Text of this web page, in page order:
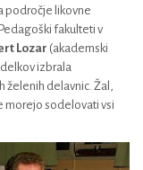
področje likovne
fakulteti v
Lozar (akademski
izbrala
želenih delavnic. Žal,
morejo sodelovati vsi